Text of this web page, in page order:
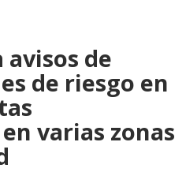
avisos de
de riesgo en
varias zonas